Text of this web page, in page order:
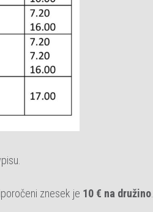
znesek je 10 € na družino.